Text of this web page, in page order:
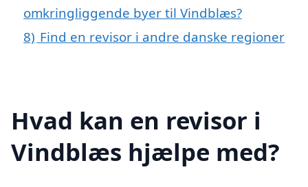
omkringliggende byer til Vindblæs?
8) Find en revisor i andre danske regioner
Hvad kan en revisor i
Vindblæs hjælpe med?